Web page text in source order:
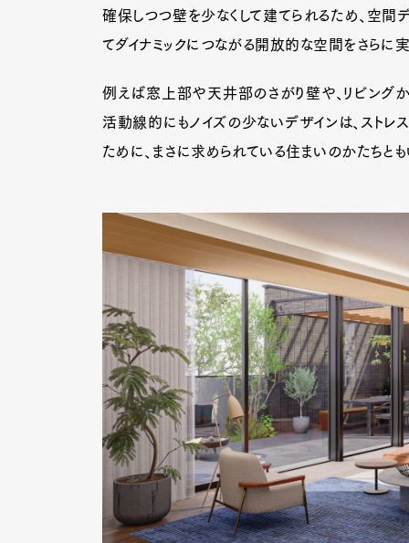
確保しつつ壁を少なくして建てられるため、空間
てダイナミックにつながる開放的な空間をさらに
例えば窓上部や天井部のさがり壁や、リビング
活動線的にもノイズの少ないデザインは、スト
ために、まさに求められている住まいのかたちとも